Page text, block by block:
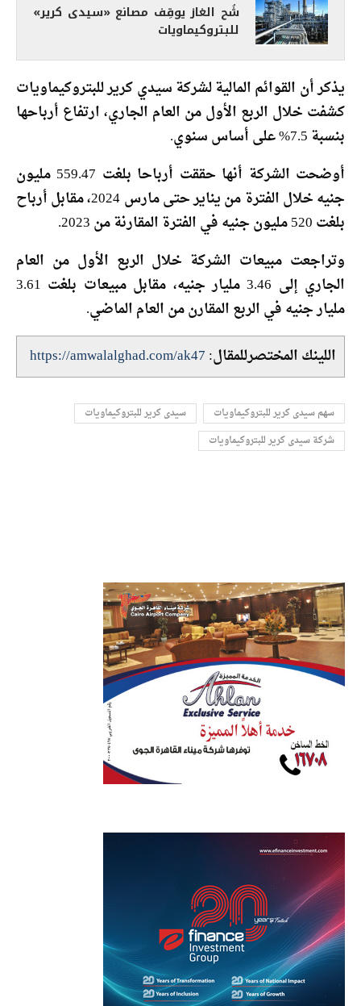
شُح الغاز يوقِف مصانع «سيدى كرير»
للبتروكيماويات
يذكر أن القوائم المالية لشركة سيدي كرير للبتروكيماويات
كشفت خلال الربع الأول من العام الجاري، ارتفاع أرباحها
بنسبة 7.5% على أساس سنوي.
أوضحت الشركة أنها حققت أرباحا بلغت 559.47 مليون
جنيه خلال الفترة من يناير حتى مارس 2024، مقابل أرباح
بلغت 520 مليون جنيه في الفترة المقارنة من 2023.
وتراجعت مبيعات الشركة خلال الربع الأول من العام
الجاري إلى 3.46 مليار جنيه، مقابل مبيعات بلغت 3.61
مليار جنيه في الربع المقارن من العام الماضي.
اللينك المختصرللمقال:https://amwalalghad.com/ak47
سهم سيدى كرير للبتروكيماويات
سيدى كرير للبتروكيماويات
شركة سيدى كرير للبتروكيماويات